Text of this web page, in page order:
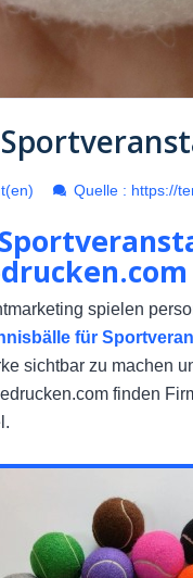
Quelle : https://
spielen
für
sichtbar zu machen
finden